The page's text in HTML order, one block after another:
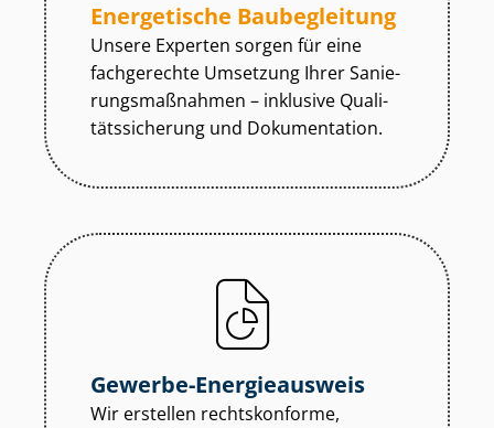
Energetische Baubegleitung
Unsere Experten sorgen für eine
fachgerechte Umsetzung Ihrer Sa­nie­
rungs­maß­nah­men – inklusive Qua­li­
täts­si­che­rung und Dokumentation.
Gewerbe-Energieausweis
Wir erstellen rechtskonforme,